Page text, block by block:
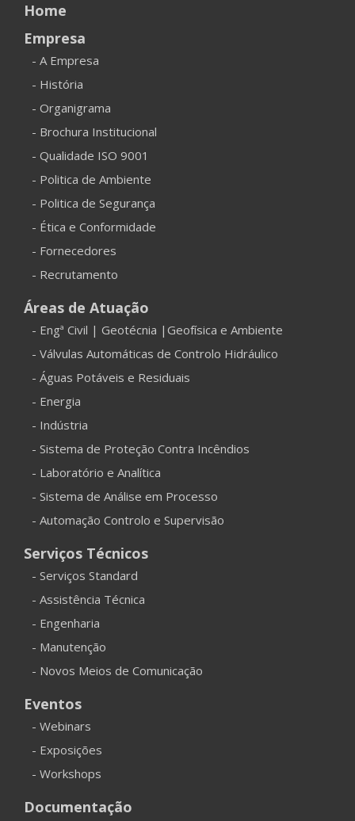
Home
Empresa
- A Empresa
- História
- Organigrama
- Brochura Institucional
- Qualidade ISO 9001
- Politica de Ambiente
- Politica de Segurança
- Ética e Conformidade
- Fornecedores
- Recrutamento
Áreas de Atuação
- Engª Civil | Geotécnia |Geofísica e Ambiente
- Válvulas Automáticas de Controlo Hidráulico
- Águas Potáveis e Residuais
- Energia
- Indústria
- Sistema de Proteção Contra Incêndios
- Laboratório e Analítica
- Sistema de Análise em Processo
- Automação Controlo e Supervisão
Serviços Técnicos
- Serviços Standard
- Assistência Técnica
- Engenharia
- Manutenção
- Novos Meios de Comunicação
Eventos
- Webinars
- Exposições
- Workshops
Documentação